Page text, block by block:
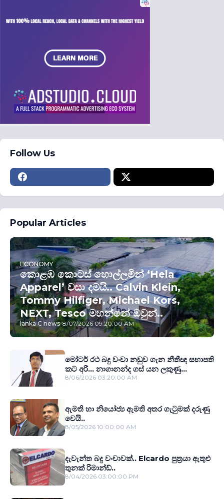
Follow Us
Popular Articles
ECONOMY
කොළඹ කොටස් හොල්ලමින් ‘Hela
Apparel’ වසා දමයි.. Calvin Klein,
Tommy Hilfiger, Michael Kors,
NEXT, Tesco මහන්නේ ඔවුන්..
lanka C news-8/07/2026 09:20:00 AM
මෝටර් රථ බදු වංචා නඩුව ගැන නීතීඥ සභාපති
කට අරී... නාගානන්ද ගස් යන ලකුණු...
8/06/2026 03:20:00 AM
ඇමති හා නියෝජ්‍ය ඇමති අතර ගැටුමක් දරුණු
වෙයි..
8/05/2026 10:00:00 AM
දැවැන්ත බදු වංචාවක්.. Elcardo පුත‍්‍රයා ඇතුළු
තුනක් රිමාන්ඩ්..
8/04/2026 03:00:00 PM